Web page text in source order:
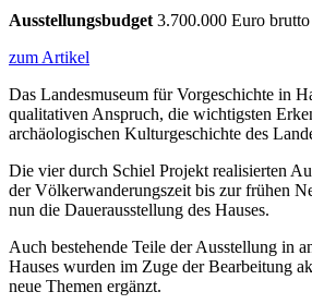
Ausstellungsbudget 3.700.000 Euro
zum Artikel
Das Landesmuseum für Vorgeschichte in
qualitativen Anspruch, die wichtigsten
archäologischen Kulturgeschichte des
Die vier durch Schiel Projekt realisierten
der Völkerwanderungszeit bis zur frühen
nun die Dauerausstellung des Hauses.
Auch bestehende Teile der Ausstellung in
Hauses wurden im Zuge der Bearbeitung
neue Themen ergänzt.